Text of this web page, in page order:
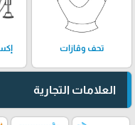
تحف وڤازات
العلامات التجارية